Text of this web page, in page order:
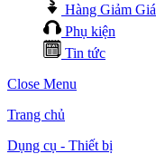
Hàng Giảm Giá
Phụ kiện
Tin tức
Close Menu
Trang chủ
Dụng cụ - Thiết bị